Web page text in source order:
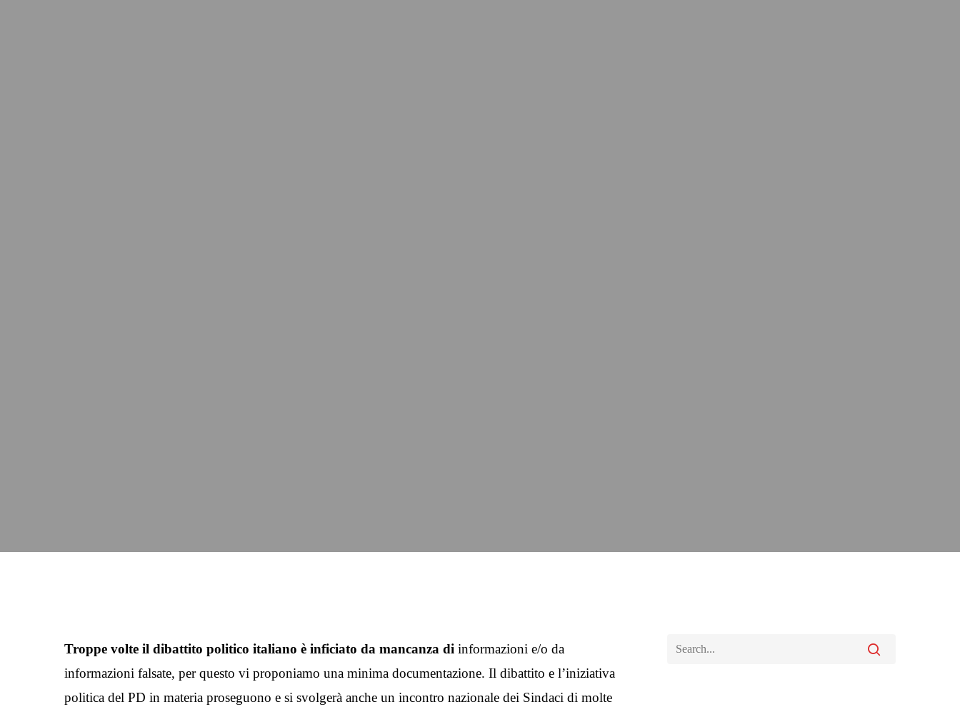
Troppe volte il dibattito politico italiano è inficiato da mancanza di informazioni e/o da
informazioni falsate, per questo vi proponiamo una minima documentazione. Il dibattito e l’iniziativa
politica del PD in materia proseguono e si svolgerà anche un incontro nazionale dei Sindaci di molte